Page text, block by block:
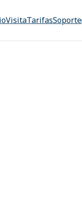
VisitaTarifasSoporte